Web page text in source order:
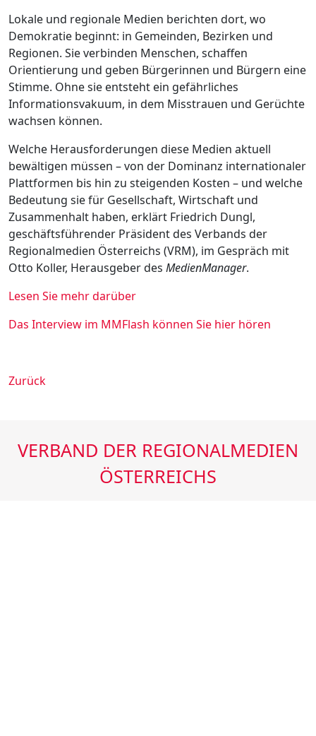
Lokale und regionale Medien berichten dort, wo
Demokratie beginnt: in Gemeinden, Bezirken und
Regionen. Sie verbinden Menschen, schaffen
Orientierung und geben Bürgerinnen und Bürgern eine
Stimme. Ohne sie entsteht ein gefährliches
Informationsvakuum, in dem Misstrauen und Gerüchte
wachsen können.
Welche Herausforderungen diese Medien aktuell
bewältigen müssen – von der Dominanz internationaler
Plattformen bis hin zu steigenden Kosten – und welche
Bedeutung sie für Gesellschaft, Wirtschaft und
Zusammenhalt haben, erklärt Friedrich Dungl,
geschäftsführender Präsident des Verbands der
Regionalmedien Österreichs (VRM), im Gespräch mit
Otto Koller, Herausgeber des MedienManager.
Lesen Sie mehr darüber
Das Interview im MMFlash können Sie hier hören
Zurück
VERBAND DER REGIONALMEDIEN
ÖSTERREICHS